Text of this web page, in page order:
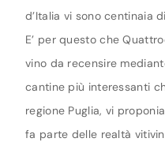
d’Italia vi sono centinaia
E’ per questo che
vino da recensire
cantine più interessanti
regione Puglia, vi
fa parte delle realtà